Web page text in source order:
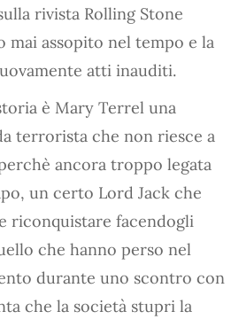
rivista Rolling Stone
mai assopito nel tempo e la
atti inauditi.
è Mary Terrel una
terrorista che non riesce a
ancora troppo legata
un certo Lord Jack che
riconquistare facendogli
che hanno perso nel
durante uno scontro con
che la società stupri la